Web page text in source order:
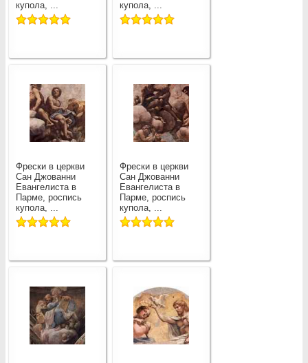
купола, ...
купола, ...
Фрески в церкви
Сан Джованни
Евангелиста в
Парме, роспись
купола, ...
Фрески в церкви
Сан Джованни
Евангелиста в
Парме, роспись
купола, ...